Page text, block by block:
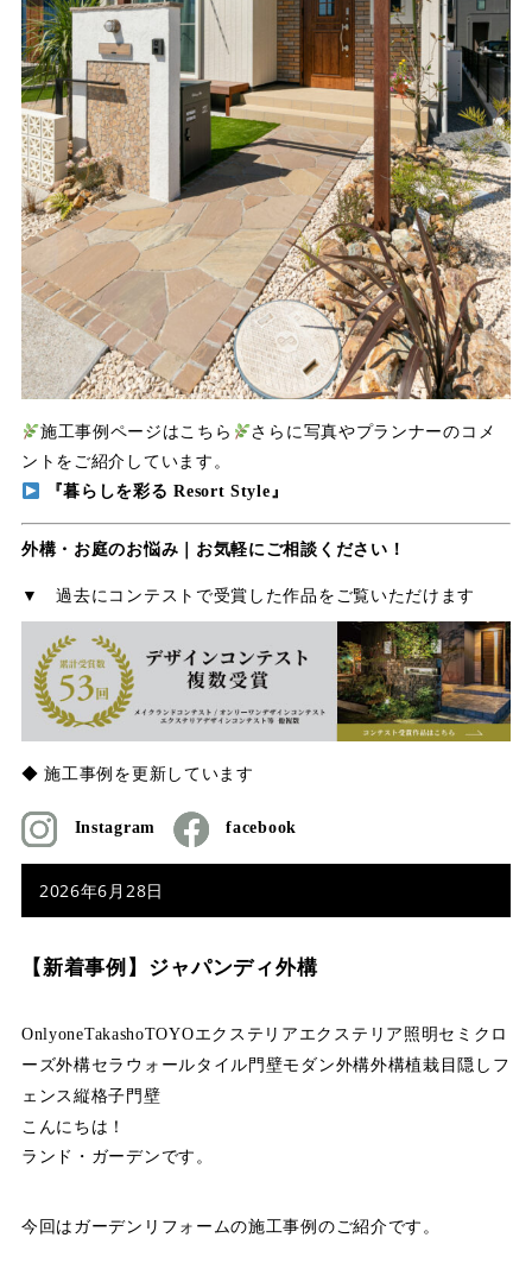
施工事例ページはこちら
さらに写真やプランナーのコメ
ントをご紹介しています。
『暮らしを彩る Resort Style』
外構・お庭のお悩み｜お気軽にご相談ください！
▼ 過去にコンテストで受賞した作品をご覧いただけます
◆ 施工事例を更新しています
Instagram facebook
2026年6月28日
【新着事例】ジャパンディ外構
OnlyoneTakashoTOYOエクステリア エクステリア照明 セミクロ
ーズ外構セラウォール タイル門壁モダン外構外構植栽 目隠しフ
ェンス縦格子 門壁
こんにちは！
ランド・ガーデンです。
今回はガーデンリフォームの施工事例のご紹介です。